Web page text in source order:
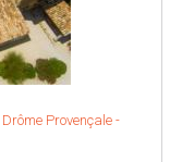
Drôme Provençale -